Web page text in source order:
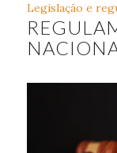
Legislação e